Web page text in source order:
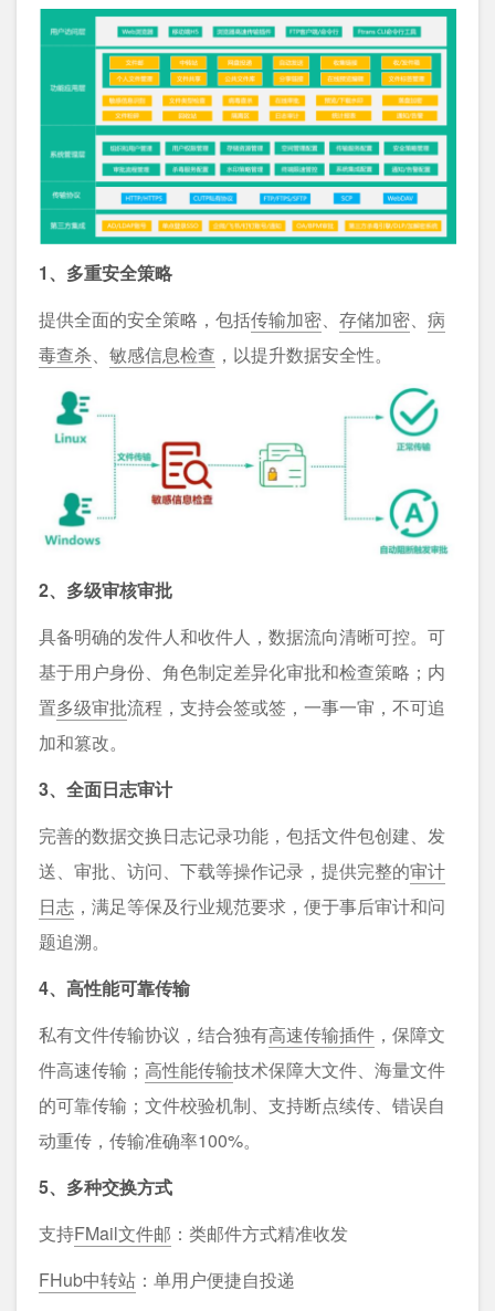
1、多重安全策略
提供全面的安全策略，包括传输加密、 存储加密、 病
毒查杀、 敏感信息检查 ，以提升数据安全性。
2、多级审核审批
具备明确的发件人和收件人，数据流向清晰可控。可
基于用户身份、角色制定差异化审批和检查策略；内
置多级审批流程，支持会签或签，一事一审，不可追
加和篡改。
3、全面日志审计
完善的数据交换日志记录功能，包括文件包创建、发
送、审批、访问、下载等操作记录，提供完整的审计
日志 ，满足等保及行业规范要求，便于事后审计和问
题追溯。
4、高性能可靠传输
私有文件传输协议，结合独有高速传输插件 ，保障文
件高速传输； 高性能传输技术保障大文件、海量文件
的可靠传输；文件校验机制、支持断点续传、错误自
动重传，传输准确率100%。
5、多种交换方式
支持FMail文件邮 ：类邮件方式精准收发
FHub中转站 ：单用户便捷自投递